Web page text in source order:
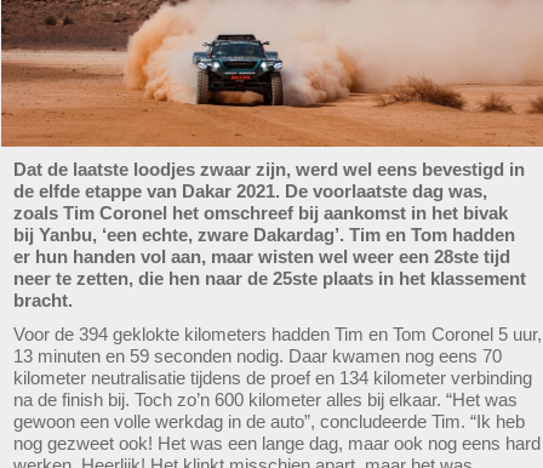
Dat de laatste loodjes zwaar zijn, werd wel eens bevestigd in
de elfde etappe van Dakar 2021. De voorlaatste dag was,
zoals Tim Coronel het omschreef bij aankomst in het bivak
bij Yanbu, ‘een echte, zware Dakardag’. Tim en Tom hadden
er hun handen vol aan, maar wisten wel weer een 28ste tijd
neer te zetten, die hen naar de 25ste plaats in het klassement
bracht.
Voor de 394 geklokte kilometers hadden Tim en Tom Coronel 5 uur,
13 minuten en 59 seconden nodig. Daar kwamen nog eens 70
kilometer neutralisatie tijdens de proef en 134 kilometer verbinding
na de finish bij. Toch zo’n 600 kilometer alles bij elkaar. “Het was
gewoon een volle werkdag in de auto”, concludeerde Tim. “Ik heb
nog gezweet ook! Het was een lange dag, maar ook nog eens hard